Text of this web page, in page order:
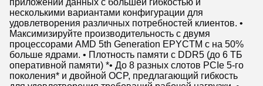
приложений данных с большей гибкостью и
несколькими вариантами конфигурации для
удовлетворения различных потребностей клиентов. •
Максимизируйте производительность с двумя
процессорами AMD 5th Generation EPYCTM с на 50%
больше ядрами. • Плотность памяти с DDR5 (до 6 ТБ
оперативной памяти) *• До 8 разных слотов PCIe 5-го
поколения* и двойной OCP, предлагающий гибкость